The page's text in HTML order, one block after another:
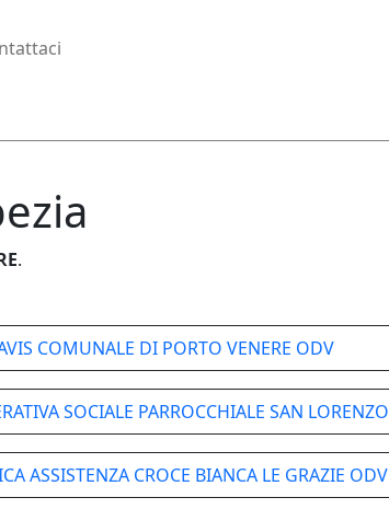
.
COMUNALE DI PORTO VENERE ODV
SOCIALE PARROCCHIALE SAN LORENZO
ASSISTENZA CROCE BIANCA LE GRAZIE ODV